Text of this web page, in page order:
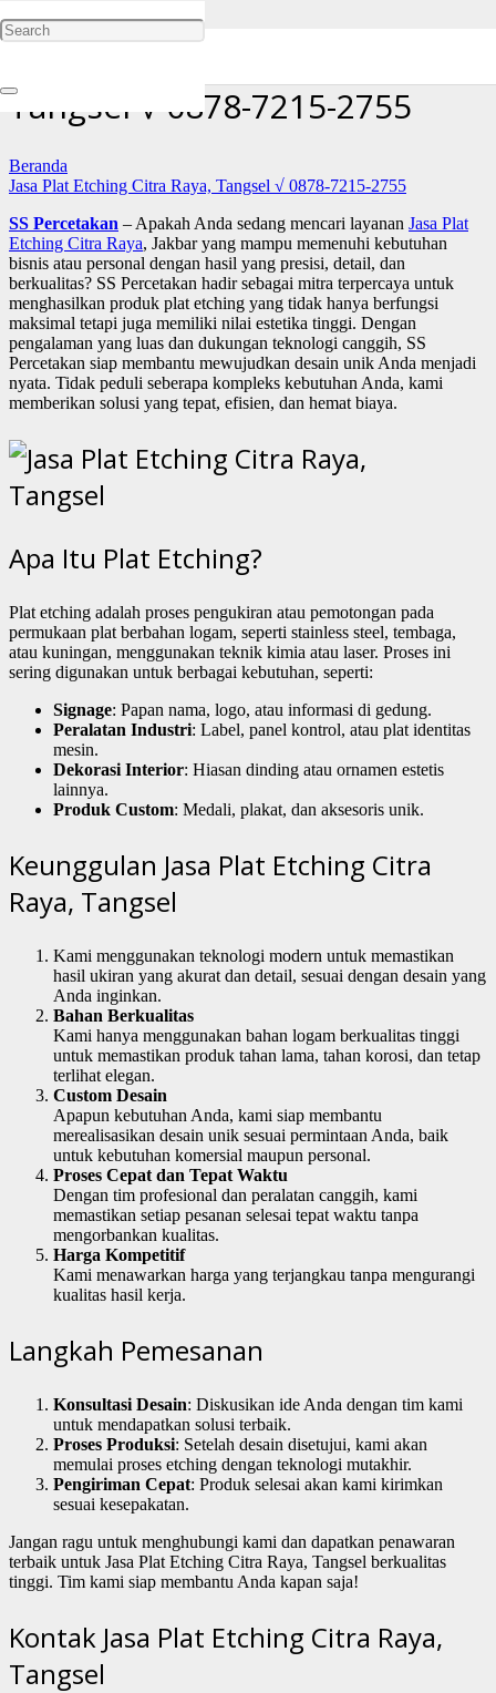
Tangsel √ 0878-7215-2755
Beranda
Jasa Plat Etching Citra Raya, Tangsel √ 0878-7215-2755
SS Percetakan – Apakah Anda sedang mencari layanan Jasa Plat
Etching Citra Raya, Jakbar yang mampu memenuhi kebutuhan
bisnis atau personal dengan hasil yang presisi, detail, dan
berkualitas? SS Percetakan hadir sebagai mitra terpercaya untuk
menghasilkan produk plat etching yang tidak hanya berfungsi
maksimal tetapi juga memiliki nilai estetika tinggi. Dengan
pengalaman yang luas dan dukungan teknologi canggih, SS
Percetakan siap membantu mewujudkan desain unik Anda menjadi
nyata. Tidak peduli seberapa kompleks kebutuhan Anda, kami
memberikan solusi yang tepat, efisien, dan hemat biaya.
Apa Itu Plat Etching?
Plat etching adalah proses pengukiran atau pemotongan pada
permukaan plat berbahan logam, seperti stainless steel, tembaga,
atau kuningan, menggunakan teknik kimia atau laser. Proses ini
sering digunakan untuk berbagai kebutuhan, seperti:
Signage: Papan nama, logo, atau informasi di gedung.
Peralatan Industri: Label, panel kontrol, atau plat identitas
mesin.
Dekorasi Interior: Hiasan dinding atau ornamen estetis
lainnya.
Produk Custom: Medali, plakat, dan aksesoris unik.
Keunggulan Jasa Plat Etching Citra
Raya, Tangsel
Kami menggunakan teknologi modern untuk memastikan
hasil ukiran yang akurat dan detail, sesuai dengan desain yang
Anda inginkan.
Bahan Berkualitas
Kami hanya menggunakan bahan logam berkualitas tinggi
untuk memastikan produk tahan lama, tahan korosi, dan tetap
terlihat elegan.
Custom Desain
Apapun kebutuhan Anda, kami siap membantu
merealisasikan desain unik sesuai permintaan Anda, baik
untuk kebutuhan komersial maupun personal.
Proses Cepat dan Tepat Waktu
Dengan tim profesional dan peralatan canggih, kami
memastikan setiap pesanan selesai tepat waktu tanpa
mengorbankan kualitas.
Harga Kompetitif
Kami menawarkan harga yang terjangkau tanpa mengurangi
kualitas hasil kerja.
Langkah Pemesanan
Konsultasi Desain: Diskusikan ide Anda dengan tim kami
untuk mendapatkan solusi terbaik.
Proses Produksi: Setelah desain disetujui, kami akan
memulai proses etching dengan teknologi mutakhir.
Pengiriman Cepat: Produk selesai akan kami kirimkan
sesuai kesepakatan.
Jangan ragu untuk menghubungi kami dan dapatkan penawaran
terbaik untuk Jasa Plat Etching Citra Raya, Tangsel berkualitas
tinggi. Tim kami siap membantu Anda kapan saja!
Kontak Jasa Plat Etching Citra Raya,
Tangsel